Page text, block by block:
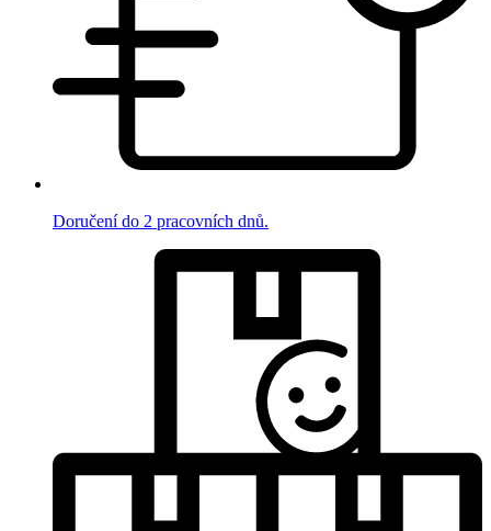
Doručení do 2 pracovních dnů.